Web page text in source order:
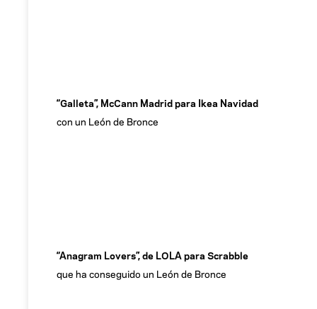
“Galleta”, McCann Madrid para Ikea Navidad
con un León de Bronce
“Anagram Lovers”, de LOLA para Scrabble
que ha conseguido un León de Bronce